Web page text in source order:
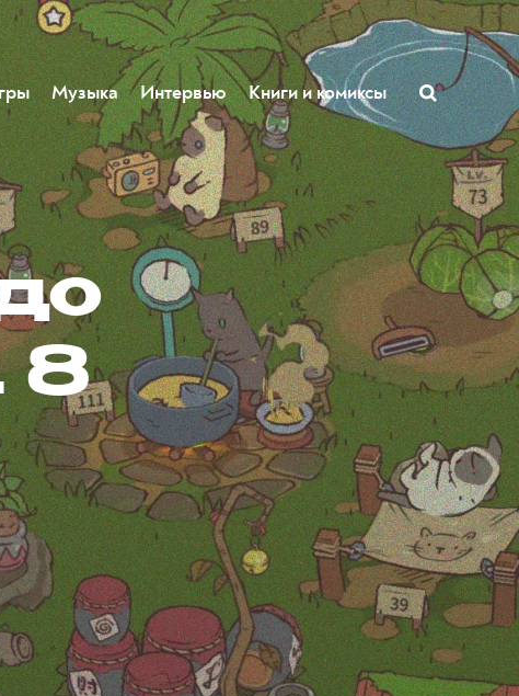
Музыка Интервью Книги и комиксы
8